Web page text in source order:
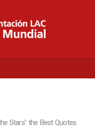
Stars’: the Best Quotes